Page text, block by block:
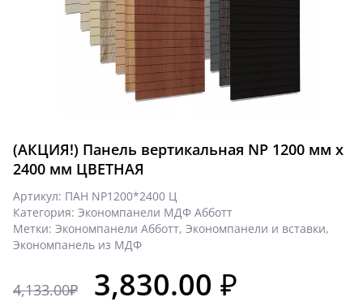
(АКЦИЯ!) Панель вертикальная NP 1200 мм х
2400 мм ЦВЕТНАЯ
Артикул: ПАН NP1200*2400 Ц
Категория: Экономпанели МДФ Абботт
Метки: Экономпанели Абботт, Экономпанели и вставки,
Экономпанель из МДФ
4,133.00₽ 3,830.00 ₽